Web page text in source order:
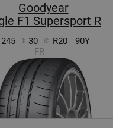
Goodyear
F1 Supersport R
245 30 R20
90Y
FR